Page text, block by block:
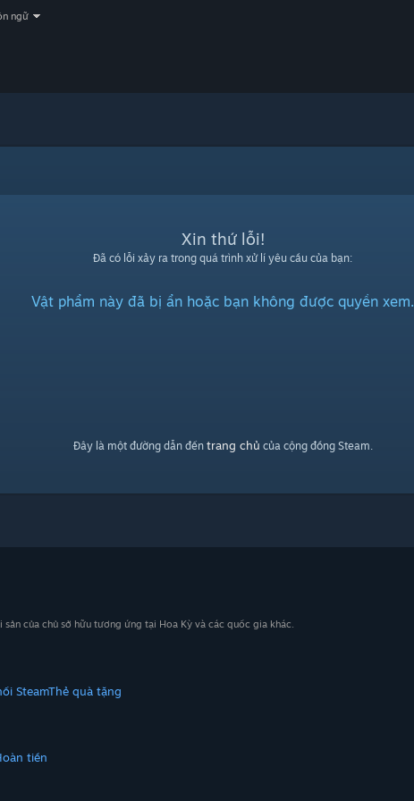
ngữ
Xin thứ lỗi!
Đã có lỗi xảy ra trong quá trình xử lí yêu cầu của bạn:
Vật phẩm này đã bị ẩn hoặc bạn không được quyền xem.
Đây là một đường dẫn đến trang chủ của cộng đồng Steam.
của chủ sở hữu tương ứng tại Hoa Kỳ và các quốc gia khác.
SteamThẻ quà tặng
tiền